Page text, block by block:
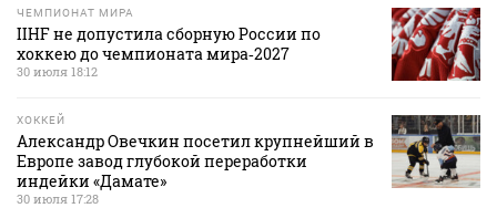
ЧЕМПИОНАТ МИРА
IIHF не допустила сборную России по
хоккею до чемпионата мира‑2027
30 июля 18:12
ХОККЕЙ
Александр Овечкин посетил крупнейший в
Европе завод глубокой переработки
индейки «Дамате»
30 июля 17:28